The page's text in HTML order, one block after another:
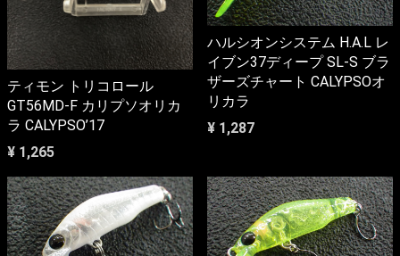
ティモン トリコロール
GT56MD-F カリプソオリカ
ラ CALYPSO’17
¥ 1,265
ハルシオンシステム H.A.L レ
イブン37ディープ SL-S ブラ
ザーズチャート CALYPSOオ
リカラ
¥ 1,287